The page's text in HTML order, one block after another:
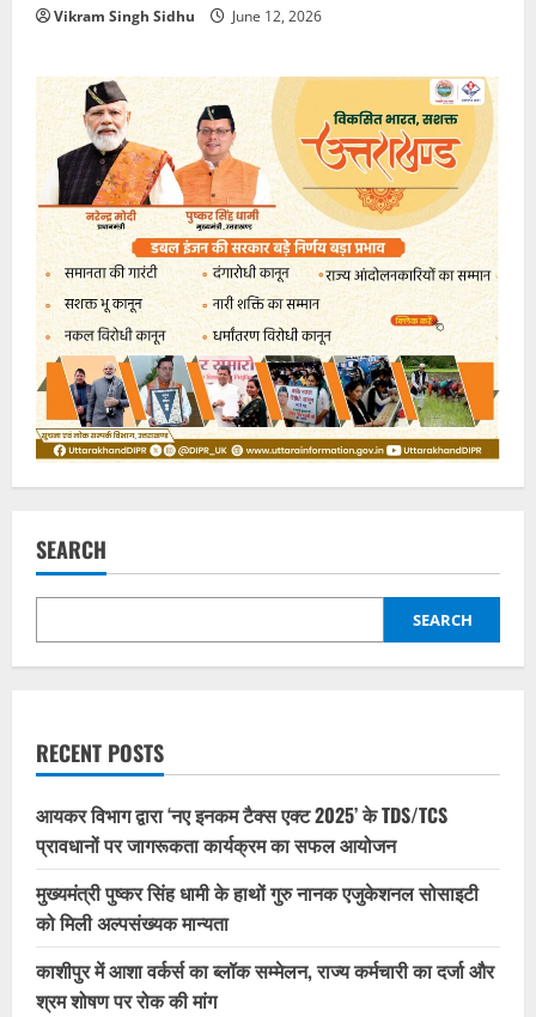
Vikram Singh Sidhu June 12, 2026
SEARCH
SEARCH
RECENT POSTS
आयकर विभाग द्वारा ‘नए इनकम टैक्स एक्ट 2025’ के TDS/TCS
प्रावधानों पर जागरूकता कार्यक्रम का सफल आयोजन
मुख्यमंत्री पुष्कर सिंह धामी के हाथों गुरु नानक एजुकेशनल सोसाइटी
को मिली अल्पसंख्यक मान्यता
काशीपुर में आशा वर्कर्स का ब्लॉक सम्मेलन, राज्य कर्मचारी का दर्जा और
श्रम शोषण पर रोक की मांग